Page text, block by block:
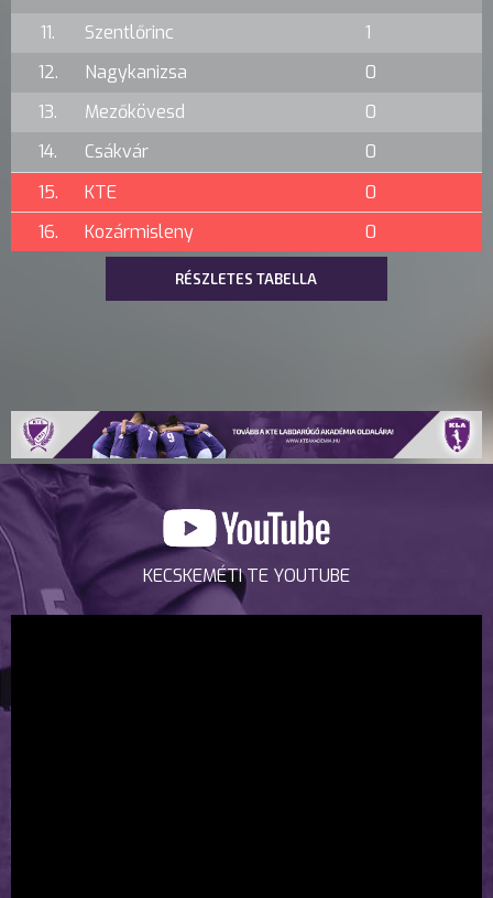
11.
Szentlőrinc
1
12.
Nagykanizsa
0
13.
Mezőkövesd
0
14.
Csákvár
0
15.
KTE
0
16.
Kozármisleny 0
RÉSZLETES TABELLA
KECSKEMÉTI TE YOUTUBE